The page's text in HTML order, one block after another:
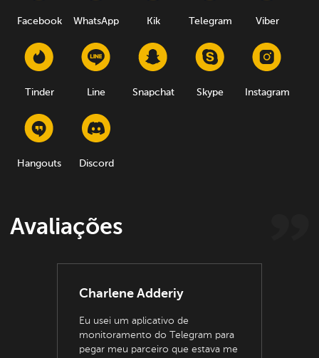
Facebook WhatsApp Kik Telegram Viber
Tinder Line Snapchat Skype Instagram
Hangouts Discord
Avaliações
Charlene Adderiy
Eu usei um aplicativo de
monitoramento do Telegram para
pegar meu parceiro que estava me